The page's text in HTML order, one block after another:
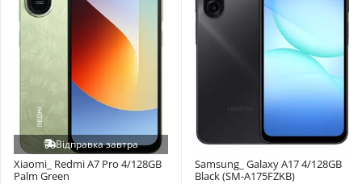
Відправка завтра
Xiaomi_ Redmi A7 Pro 4/128GB
Palm Green
Samsung_ Galaxy A17 4/128GB
Black (SM-A175FZKB)